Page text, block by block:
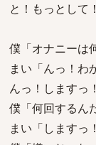
と！もっとして
僕「オナニーは
まい「んっ！わ
んっ！しますっ
僕「何回するん
まい「しますっ